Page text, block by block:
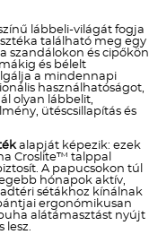
lábbeli-világát fogja
található meg egy
szandálokon és cipőkön
és bélelt
a mindennapi
használhatóságot,
olyan lábbelit,
ütéscsillapítás és
alapját képezik: ezek
Croslite™ talppal
A papucsokon túl
hónapok aktív,
sétákhoz kínálnak
ergonómikusan
alátámasztást nyújt
lesz.